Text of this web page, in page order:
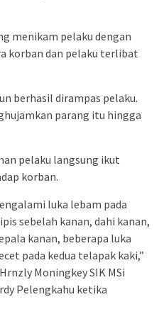
menikam pelaku dengan
korban dan pelaku terlibat
berhasil dirampas pelaku.
parang itu hingga
pelaku langsung ikut
korban.
luka lebam pada
sebelah kanan, dahi kanan,
kanan, beberapa luka
pada kedua telapak kaki,”
Moningkey SIK MSi
Pelengkahu ketika